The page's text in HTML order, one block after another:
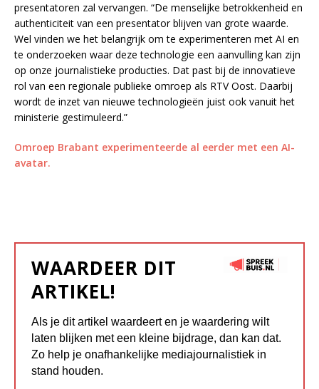
presentatoren zal vervangen. “De menselijke betrokkenheid en
authenticiteit van een presentator blijven van grote waarde.
Wel vinden we het belangrijk om te experimenteren met AI en
te onderzoeken waar deze technologie een aanvulling kan zijn
op onze journalistieke producties. Dat past bij de innovatieve
rol van een regionale publieke omroep als RTV Oost. Daarbij
wordt de inzet van nieuwe technologieën juist ook vanuit het
ministerie gestimuleerd.”
Omroep Brabant experimenteerde al eerder met een AI-
avatar.
WAARDEER DIT
ARTIKEL!
Als je dit artikel waardeert en je waardering wilt
laten blijken met een kleine bijdrage, dan kan dat.
Zo help je onafhankelijke mediajournalistiek in
stand houden.